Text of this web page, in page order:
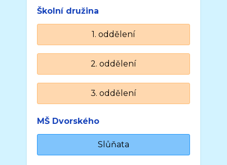
Školní družina
1. oddělení
2. oddělení
3. oddělení
MŠ Dvorského
Slůňata